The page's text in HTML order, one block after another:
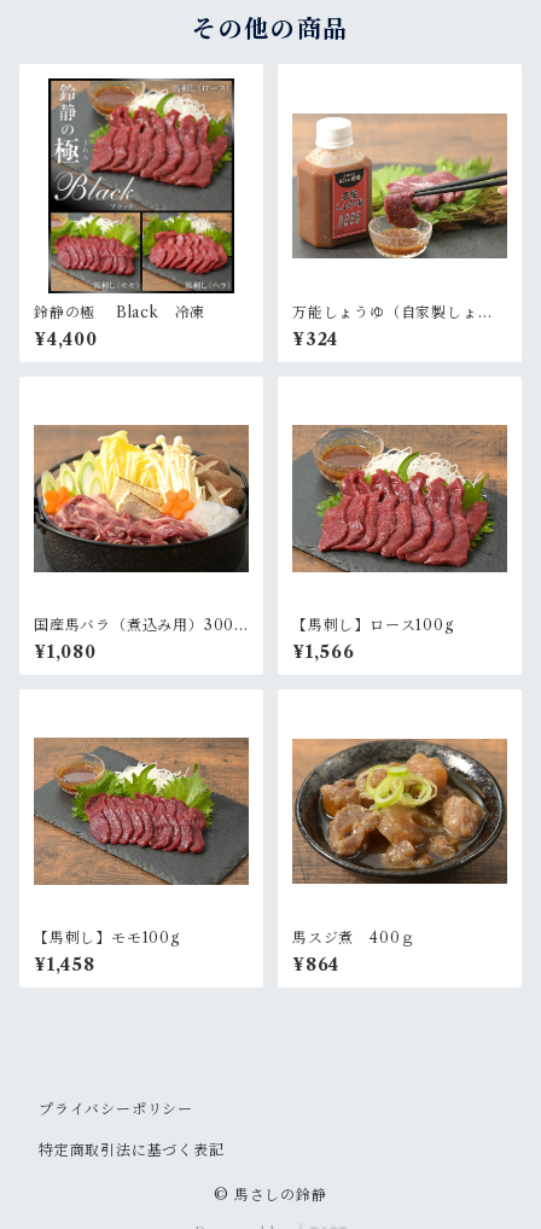
その他の商品
鈴静の極 Black 冷凍
¥4,400
万能しょうゆ（自家製しょう
ゆだれ） 180ml
¥324
国産馬バラ（煮込み用）300
ｇ
¥1,080
【馬刺し】ロース100g
¥1,566
【馬刺し】モモ100g
¥1,458
馬スジ煮 400ｇ
¥864
プライバシーポリシー
特定商取引法に基づく表記
© 馬さしの鈴静